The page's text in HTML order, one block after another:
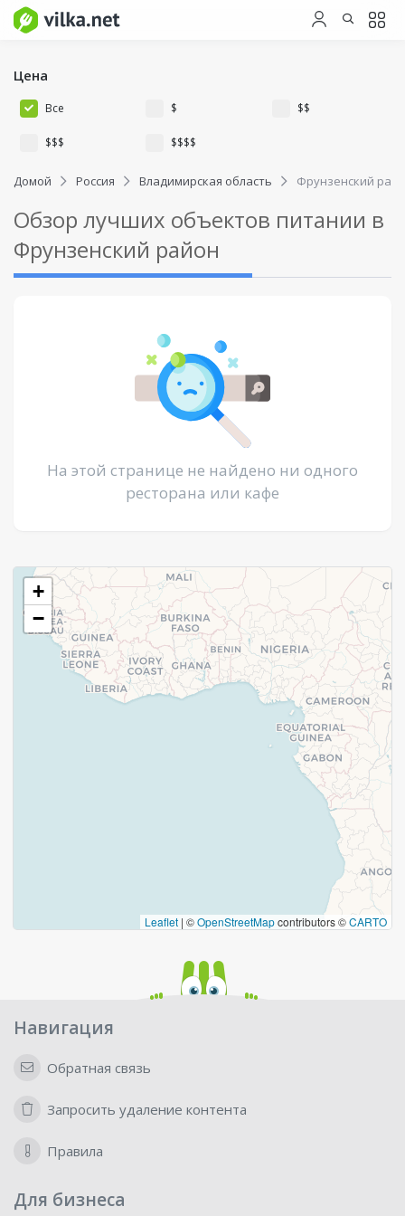
Цена
Все $ $$
$$$ $$$$
Домой Россия Владимирская область Фрунзенский
Обзор лучших объектов питании в
Фрунзенский район
На этой странице не найдено ни одного
ресторана или кафе
+
−
Leaflet | ©OpenStreetMapcontributors ©CARTO
Навигация
Обратная связь
Запросить удаление контента
Правила
Для бизнеса